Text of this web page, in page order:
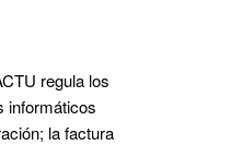
regula los
informáticos
la factura